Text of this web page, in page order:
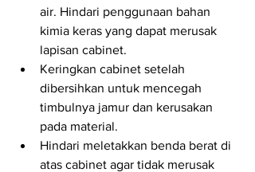
air. Hindari penggunaan bahan
kimia keras yang dapat merusak
lapisan cabinet.
Keringkan cabinet setelah
dibersihkan untuk mencegah
timbulnya jamur dan kerusakan
pada material.
Hindari meletakkan benda berat di
atas cabinet agar tidak merusak